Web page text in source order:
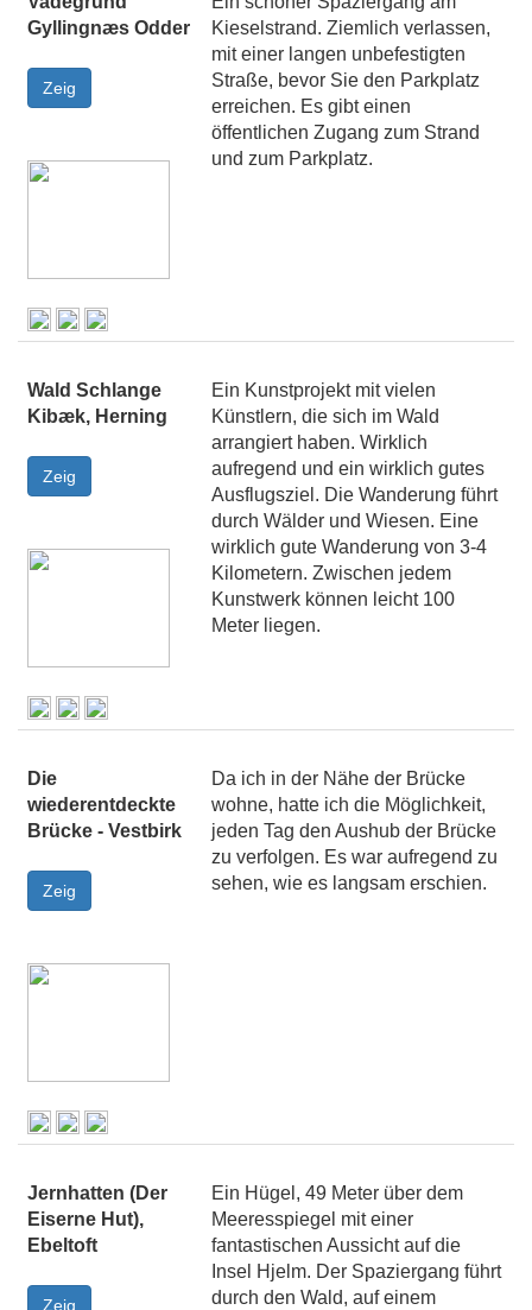
Gyllingnæs Odder
Kieselstrand. Ziemlich verlassen,
mit einer langen unbefestigten
Straße, bevor Sie den Parkplatz
erreichen. Es gibt einen
öffentlichen Zugang zum Strand
und zum Parkplatz.
Wald Schlange
Kibæk, Herning
Ein Kunstprojekt mit vielen
Künstlern, die sich im Wald
arrangiert haben. Wirklich
aufregend und ein wirklich gutes
Ausflugsziel. Die Wanderung führt
durch Wälder und Wiesen. Eine
wirklich gute Wanderung von 3-4
Kilometern. Zwischen jedem
Kunstwerk können leicht 100
Meter liegen.
Die
wiederentdeckte
Brücke - Vestbirk
Da ich in der Nähe der Brücke
wohne, hatte ich die Möglichkeit,
jeden Tag den Aushub der Brücke
zu verfolgen. Es war aufregend zu
sehen, wie es langsam erschien.
Jernhatten (Der
Eiserne Hut),
Ebeltoft
Ein Hügel, 49 Meter über dem
Meeresspiegel mit einer
fantastischen Aussicht auf die
Insel Hjelm. Der Spaziergang führt
durch den Wald, auf einem